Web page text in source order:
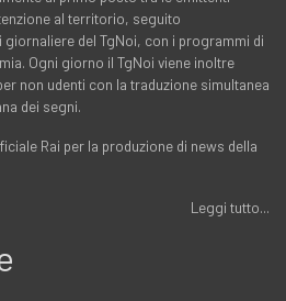
al territorio, seguito
giornaliere del TgNoi, con i programmi di
Ogni giorno il TgNoi viene inoltre
non udenti con la traduzione simultanea
dei segni.
Rai per la produzione di news della
Leggi tutto...